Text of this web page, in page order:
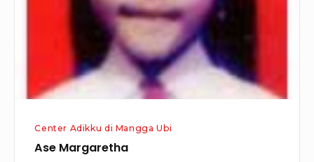
Center Adikku di Mangga Ubi
Ase Margaretha